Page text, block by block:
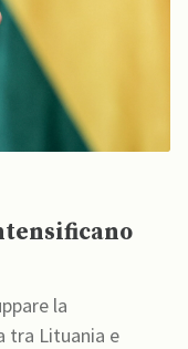
la
tra Lituania e